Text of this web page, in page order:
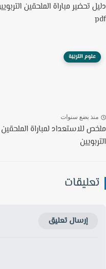
تحضير مباراة الملحقين التربويين
علوم التربية
بضع سنوات
للاستعداد لمباراة الملحقين
إرسال تعليق